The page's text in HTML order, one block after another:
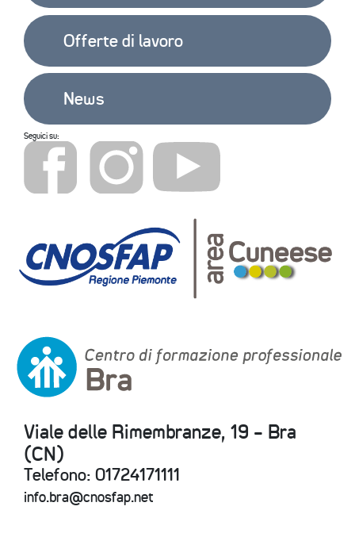
Offerte di lavoro
News
Seguici su:
Viale delle Rimembranze, 19 - Bra
(CN)
Telefono: 01724171111
info.bra@cnosfap.net